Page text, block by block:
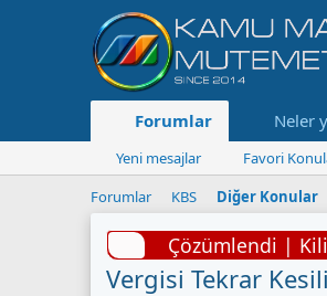
Forumlar Neler
Yeni mesajlar Favori
Forumlar
KBS Diğer Konular
Çözümlendi |
Vergisi Tekrar